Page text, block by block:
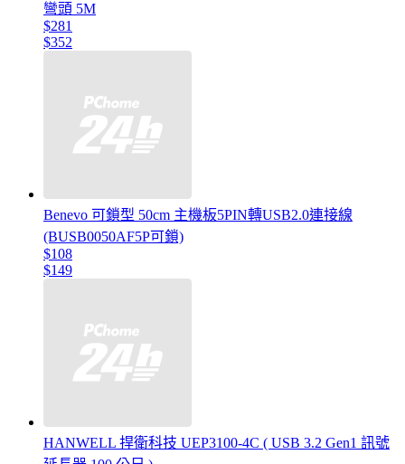
彎頭 5M
$281
$352
Benevo 可鎖型 50cm 主機板5PIN轉USB2.0連接線
(BUSB0050AF5P可鎖)
$108
$149
HANWELL 捍衛科技 UEP3100-4C ( USB 3.2 Gen1 訊號